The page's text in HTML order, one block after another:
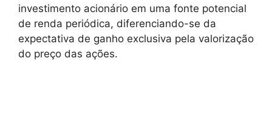
investimento acionário em uma fonte potencial
de renda periódica, diferenciando-se da
expectativa de ganho exclusiva pela valorização
do preço das ações.